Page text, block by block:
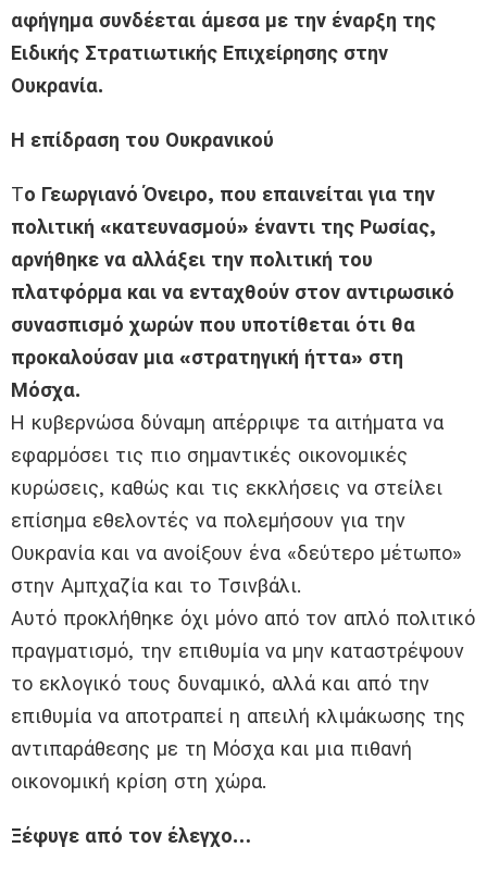
αφήγημα συνδέεται άμεσα με την έναρξη της
Ειδικής Στρατιωτικής Επιχείρησης στην
Ουκρανία.
Η επίδραση του Ουκρανικού
Το Γεωργιανό Όνειρο, που επαινείται για την
πολιτική «κατευνασμού» έναντι της Ρωσίας,
αρνήθηκε να αλλάξει την πολιτική του
πλατφόρμα και να ενταχθούν στον αντιρωσικό
συνασπισμό χωρών που υποτίθεται ότι θα
προκαλούσαν μια «στρατηγική ήττα» στη
Μόσχα.
Η κυβερνώσα δύναμη απέρριψε τα αιτήματα να
εφαρμόσει τις πιο σημαντικές οικονομικές
κυρώσεις, καθώς και τις εκκλήσεις να στείλει
επίσημα εθελοντές να πολεμήσουν για την
Ουκρανία και να ανοίξουν ένα «δεύτερο μέτωπο»
στην Αμπχαζία και το Τσινβάλι.
Αυτό προκλήθηκε όχι μόνο από τον απλό πολιτικό
πραγματισμό, την επιθυμία να μην καταστρέψουν
το εκλογικό τους δυναμικό, αλλά και από την
επιθυμία να αποτραπεί η απειλή κλιμάκωσης της
αντιπαράθεσης με τη Μόσχα και μια πιθανή
οικονομική κρίση στη χώρα.
Ξέφυγε από τον έλεγχο…